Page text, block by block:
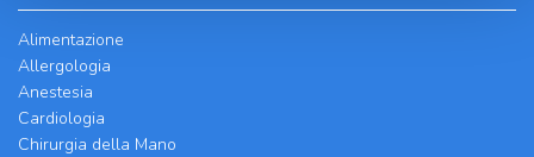
Alimentazione
Allergologia
Anestesia
Cardiologia
Chirurgia della Mano